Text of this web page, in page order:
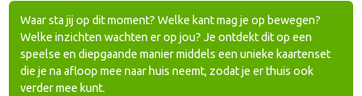
Waar sta jij op dit moment? Welke kant mag je op bewegen?
Welke inzichten wachten er op jou? Je ontdekt dit op een
speelse en diepgaande manier middels een unieke kaartenset
die je na afloop mee naar huis neemt, zodat je er thuis ook
verder mee kunt.